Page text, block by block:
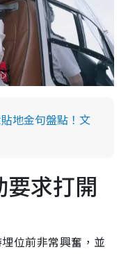
地金句盤點！文
求打開
位前非常興奮，並